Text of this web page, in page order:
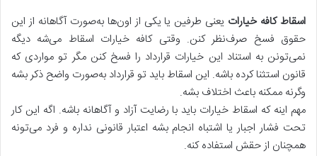
اسقاط کافه خیارات یعنی طرفین یا یکی از اون‌ها به‌صورت آگاهانه از این
حقوق فسخ صرف‌نظر کنن. وقتی کافه خیارات اسقاط می‌شه دیگه
نمی‌تونن به استناد این خیارات قرارداد را فسخ کنن مگر تو مواردی که
قانون استثنا کرده باشه. این اسقاط باید تو قرارداد به‌صورت واضح ذکر بشه
وگرنه ممکنه باعث اختلاف بشه.
مهم اینه که اسقاط خیارات باید با رضایت آزاد و آگاهانه باشه. اگه این کار
تحت فشار اجبار یا اشتباه انجام بشه اعتبار قانونی نداره و فرد می‌تونه
همچنان از حقش استفاده کنه.